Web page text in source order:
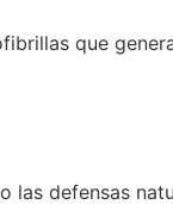
que
las defensas